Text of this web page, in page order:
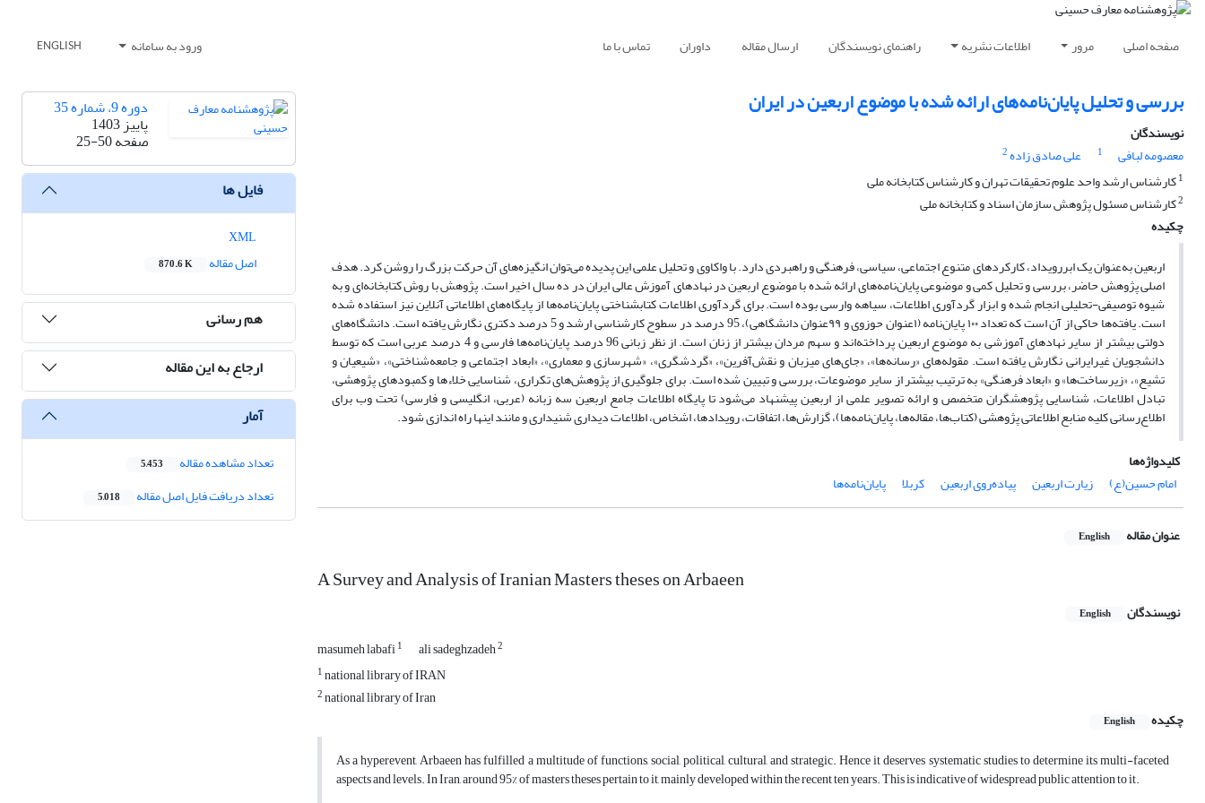
صفحه اصلی مرور اطلاعات نشریه راهنمای نویسندگان ارسال مقاله داوران تماس با ما ورود به سامانه ENGLISH
بررسی و تحلیل پایان‌نامه‌های ارائه شده با موضوع اربعین در ایران
نویسندگان
معصومه لبافی
1 علی صادق زاده2
1کارشناس ارشد واحد علوم تحقیقات تهران و کارشناس کتابخانه ملی
2کارشناس مسئول پژوهش سازمان اسناد و کتابخانه ملی
چکیده
اربعین به‌عنوان یک ابررویداد، کارکردهای متنوع اجتماعی، سیاسی، فرهنگی و راهبردی دارد. با واکاوی و تحلیل علمی این پدیده می‌توان انگیزه‌های آن حرکت بزرگ را روشن کرد. هدف
اصلی پژوهش حاضر، بررسی و تحلیل کمی و موضوعی پایان‌نامه‌های ارائه شده با موضوع اربعین در نهادهای آموزش عالی ایران در ده سال اخیر است. پژوهش با روش کتابخانه‌ای و به
شیوه توصیفی-تحلیلی انجام شده و ابزار گردآوری اطلاعات، سیاهه وارسی بوده است. برای گردآوری اطلاعات کتابشناختی پایان‌نامه‌ها از پایگاه‌های اطلاعاتی آنلاین نیز استفاده شده
است. یافته‌ها حاکی از آن است که تعداد ۱۰۰ پایان‌نامه (۱عنوان حوزوی و ۹۹عنوان دانشگاهی)، 95 درصد در سطوح کارشناسی ارشد و 5 درصد دکتری نگارش یافته است. دانشگاه‌های
دولتی بیشتر از سایر نهادهای آموزشی به موضوع اربعین پرداخته‌اند و سهم مردان بیشتر از زنان است. از نظر زبانی 96 درصد پایان‌نامه‌ها فارسی و 4 درصد عربی است که توسط
دانشجویان غیرایرانی نگارش یافته است. مقوله‌های «رسانه‌ها»، «جای‌های میزبان و نقش‌آفرین»، «گردشگری»، «شهرسازی و معماری»، «ابعاد اجتماعی و جامعه‌شناختی»، «شیعیان و
تشیع»، «زیرساخت‌ها» و «ابعاد فرهنگی» به ترتیب بیشتر از سایر موضوعات، بررسی و تبیین شده است. برای جلوگیری از پژوهش‌های تکراری، شناسایی خلاء‌ها و کمبودهای پژوهشی،
تبادل اطلاعات، شناسایی پژوهشگران متخصص و ارائه تصویر علمی از اربعین پیشنهاد می‌شود تا پایگاه اطلاعات جامع اربعین سه زبانه (عربی، انگلیسی و فارسی) تحت وب برای
اطلاع‌رسانی کلیه منابع اطلاعاتی پژوهشی (کتاب‌ها، مقاله‌ها، پایان‌نا‌مه‌ها)، گزارش‌ها، اتفاقات، رویدادها، اشخاص، اطلاعات دیداری شنیداری و مانند اینها راه اندازی شود.
کلیدواژه‌ها
امام حسین(ع)
زیارت اربعین پیاده‌روی اربعین کربلا پایان‌نامه‌ها
عنوان مقاله English
A Survey and Analysis of Iranian Masters theses on Arbaeen
نویسندگان English
masumeh labafi1 ali sadeghzadeh2
1national library of IRAN
2national library of Iran
چکیده
English
As a hyperevent, Arbaeen has fulfilled a multitude of functions, social, political, cultural, and strategic. Hence it deserves systematic studies to determine its multi-faceted
aspects and levels. In Iran, around 95% of masters theses pertain to it, mainly developed within the recent ten years. This is indicative of widespread public attention to it.
دوره 9، شماره 35
پاییز 1403
صفحه25-50
فایل ها
اصل مقاله
870.6 K
هم رسانی
ارجاع به این مقاله
آمار
تعداد مشاهده مقاله 5,453
تعداد دریافت فایل اصل مقاله 5,018